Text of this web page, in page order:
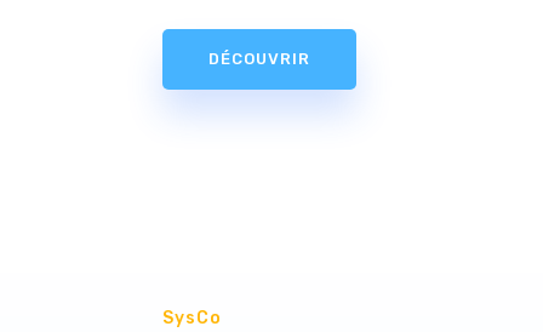
DÉCOUVRIR
SysCo